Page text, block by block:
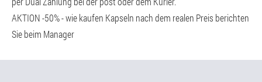
AKTION -50% - wie kaufen Kapseln nach dem realen Preis berichten
Sie beim Manager